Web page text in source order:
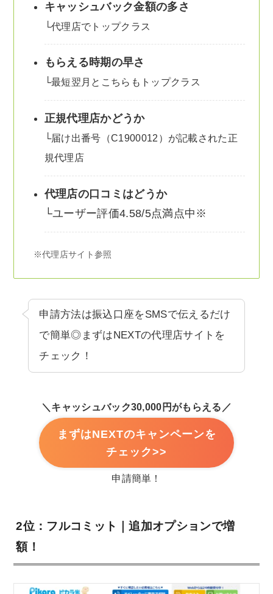
キャッシュバック金額の多さ
└代理店でトップクラス
もらえる時期の早さ
└最短翌月とこちらもトップクラス
正規代理店かどうか
└届け出番号（C1900012）が記載された正
規代理店
代理店の口コミはどうか
└ユーザー評価4.58/5点満点中※
※代理店サイト参照
申請方法は振込口座をSMSで伝えるだけ
で簡単◎まずはNEXTの代理店サイトを
チェック！
＼キャッシュバック30,000円がもらえる／
まずはNEXTのキャンペーンを
チェック>>
申請簡単！
2位：フルコミット｜追加オプションで増
額！